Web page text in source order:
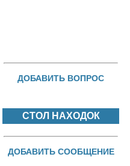
ДОБАВИТЬ ВОПРОС
СТОЛ НАХОДОК
ДОБАВИТЬ СООБЩЕНИЕ